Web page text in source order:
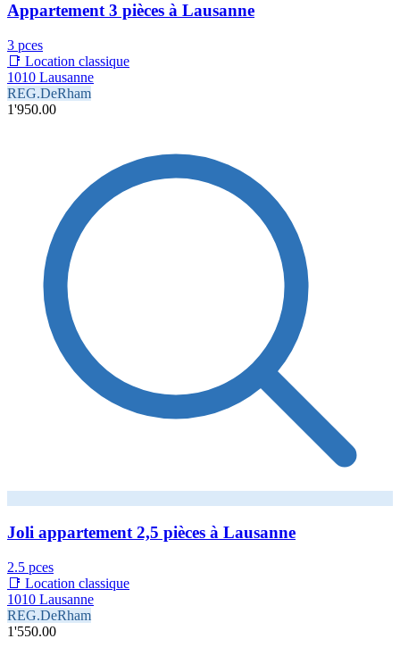
Appartement 3 pièces à Lausanne
3 pces
📑 Location classique
1010 Lausanne
REG.DeRham
1'950.00
Joli appartement 2,5 pièces à Lausanne
2.5 pces
📑 Location classique
1010 Lausanne
REG.DeRham
1'550.00